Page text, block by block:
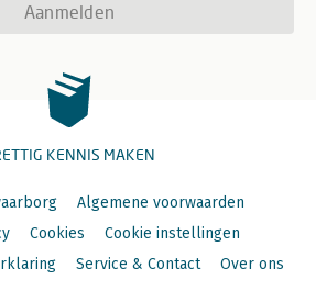
Aanmelden
KENNIS MAKEN
Algemene voorwaarden
Cookies
Cookie instellingen
Service & Contact Over ons